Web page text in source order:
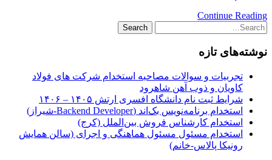
Continue Reading
نوشته‌های تازه
تجربیات و سوالات مصاحبه استخدام شرکت های فولاد
کاویان و ذوب آهن شاهرود
شرایط ثبت نام دانشگاه افسری ارتش ۱۴۰۵ – ۱۴۰۶
استخدام برنامه‌نویس بک‌اند (Backend Developer-شیراز)
استخدام کارشناس فروش بین‌الملل (کرج)
استخدام مسئول مسئول هماهنگی و اجرای (سالن همایش
رونیکا پالاس-خانم)